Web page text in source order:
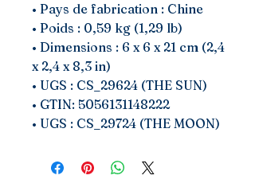
• Pays de fabrication : Chine
• Poids : 0,59 kg (1,29 lb)
• Dimensions : 6 x 6 x 21 cm (2,4
x 2,4 x 8,3 in)
• UGS : CS_29624 (THE SUN)
• GTIN: 5056131148222
• UGS : CS_29724 (THE MOON)